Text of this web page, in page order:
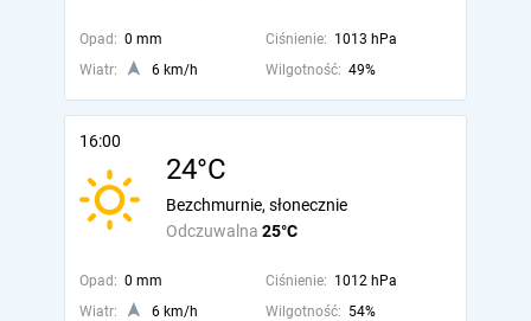
Opad: 0 mm Ciśnienie: 1013 hPa
Wiatr:
6 km/h Wilgotność: 49%
16:00
24°C
Odczuwalna 25°C
Bezchmurnie, słonecznie
Opad: 0 mm Ciśnienie: 1012 hPa
Wiatr:
6 km/h Wilgotność: 54%